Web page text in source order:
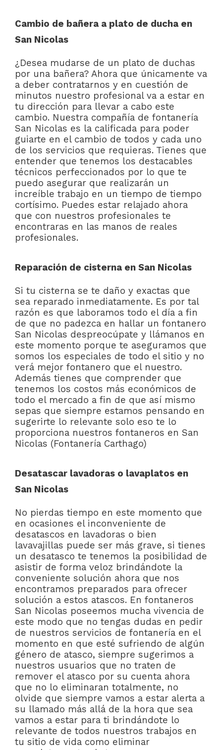
Cambio de bañera a plato de ducha en
San Nicolas
¿Desea mudarse de un plato de duchas
por una bañera? Ahora que únicamente va
a deber contratarnos y en cuestión de
minutos nuestro profesional va a estar en
tu dirección para llevar a cabo este
cambio. Nuestra compañía de fontanería
San Nicolas es la calificada para poder
guiarte en el cambio de todos y cada uno
de los servicios que requieras. Tienes que
entender que tenemos los destacables
técnicos perfeccionados por lo que te
puedo asegurar que realizarán un
increíble trabajo en un tiempo de tiempo
cortísimo. Puedes estar relajado ahora
que con nuestros profesionales te
encontraras en las manos de reales
profesionales.
Reparación de cisterna en San Nicolas
Si tu cisterna se te daño y exactas que
sea reparado inmediatamente. Es por tal
razón es que laboramos todo el día a fin
de que no padezca en hallar un fontanero
San Nicolas despreocúpate y llámanos en
este momento porque te aseguramos que
somos los especiales de todo el sitio y no
verá mejor fontanero que el nuestro.
Además tienes que comprender que
tenemos los costos más económicos de
todo el mercado a fin de que así mismo
sepas que siempre estamos pensando en
sugerirte lo relevante solo eso te lo
proporciona nuestros fontaneros en San
Nicolas (Fontanería Carthago)
Desatascar lavadoras o lavaplatos en
San Nicolas
No pierdas tiempo en este momento que
en ocasiones el inconveniente de
desatascos en lavadoras o bien
lavavajillas puede ser más grave, si tienes
un desatasco te tenemos la posibilidad de
asistir de forma veloz brindándote la
conveniente solución ahora que nos
encontramos preparados para ofrecer
solución a estos atascos. En fontaneros
San Nicolas poseemos mucha vivencia de
este modo que no tengas dudas en pedir
de nuestros servicios de fontanería en el
momento en que esté sufriendo de algún
género de atasco, siempre sugerimos a
nuestros usuarios que no traten de
remover el atasco por su cuenta ahora
que no lo eliminaran totalmente, no
olvide que siempre vamos a estar alerta a
su llamado más allá de la hora que sea
vamos a estar para ti brindándote lo
relevante de todos nuestros trabajos en
tu sitio de vida como eliminar